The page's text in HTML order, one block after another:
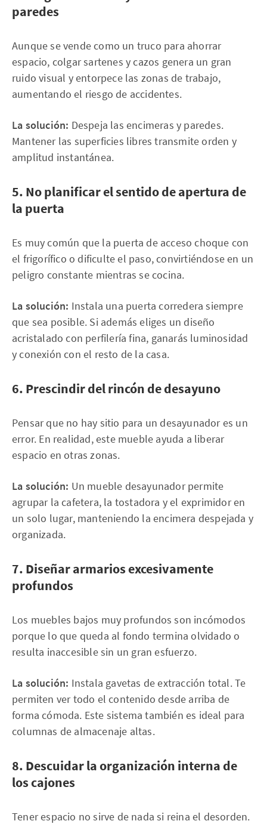
paredes
Aunque se vende como un truco para ahorrar
espacio, colgar sartenes y cazos genera un gran
ruido visual y entorpece las zonas de trabajo,
aumentando el riesgo de accidentes.
La solución: Despeja las encimeras y paredes.
Mantener las superficies libres transmite orden y
amplitud instantánea.
5. No planificar el sentido de apertura de
la puerta
Es muy común que la puerta de acceso choque con
el frigorífico o dificulte el paso, convirtiéndose en un
peligro constante mientras se cocina.
La solución: Instala una puerta corredera siempre
que sea posible. Si además eliges un diseño
acristalado con perfilería fina, ganarás luminosidad
y conexión con el resto de la casa.
6. Prescindir del rincón de desayuno
Pensar que no hay sitio para un desayunador es un
error. En realidad, este mueble ayuda a liberar
espacio en otras zonas.
La solución: Un mueble desayunador permite
agrupar la cafetera, la tostadora y el exprimidor en
un solo lugar, manteniendo la encimera despejada y
organizada.
7. Diseñar armarios excesivamente
profundos
Los muebles bajos muy profundos son incómodos
porque lo que queda al fondo termina olvidado o
resulta inaccesible sin un gran esfuerzo.
La solución: Instala gavetas de extracción total. Te
permiten ver todo el contenido desde arriba de
forma cómoda. Este sistema también es ideal para
columnas de almacenaje altas.
8. Descuidar la organización interna de
los cajones
Tener espacio no sirve de nada si reina el desorden.